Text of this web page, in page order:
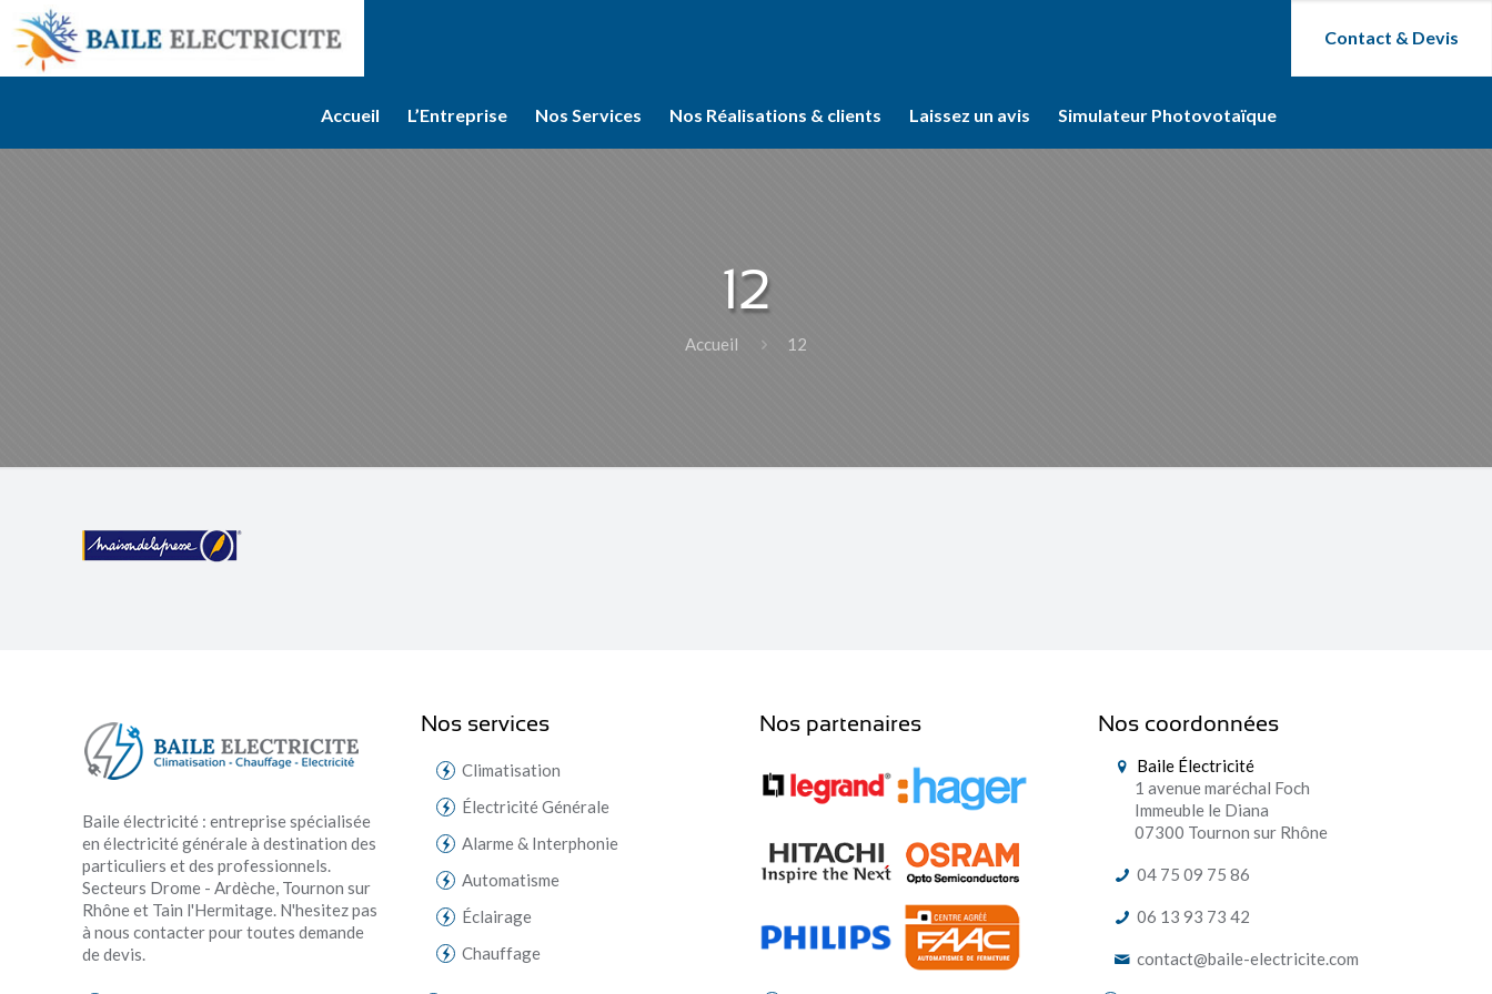
Accueil L’Entreprise Nos Services Nos Réalisations & clients Laissez un avis Simulateur Photovotaïque
Contact & Devis
12
Accueil 12
Baile électricité : entreprise spécialisée
en électricité générale à destination des
particuliers et des professionnels.
Secteurs Drome - Ardèche, Tournon sur
Rhône et Tain l'Hermitage. N'hesitez pas
à nous contacter pour toutes demande
de devis.
Nos services
Climatisation
Électricité Générale
Alarme & Interphonie
Automatisme
Éclairage
Chauffage
Nos partenaires Nos coordonnées
Baile Électricité
1 avenue maréchal Foch
Immeuble le Diana
07300 Tournon sur Rhône
04 75 09 75 86
06 13 93 73 42
contact@baile-electricite.com